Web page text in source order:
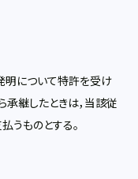
について特許を受け
継したときは，当該従
うものとする。